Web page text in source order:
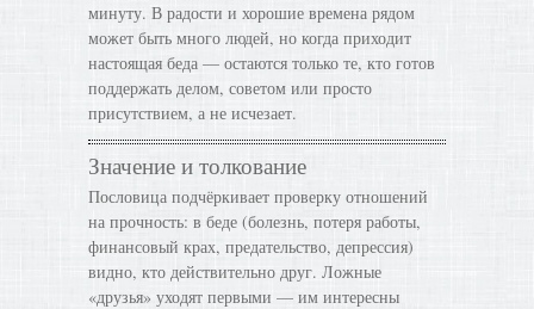
минуту. В радости и хорошие времена рядом
может быть много людей, но когда приходит
настоящая беда — остаются только те, кто готов
поддержать делом, советом или просто
присутствием, а не исчезает.
Значение и толкование
Пословица подчёркивает проверку отношений
на прочность: в беде (болезнь, потеря работы,
финансовый крах, предательство, депрессия)
видно, кто действительно друг. Ложные
«друзья» уходят первыми — им интересны